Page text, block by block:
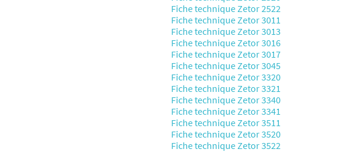
Fiche technique Zetor 2522
Fiche technique Zetor 3011
Fiche technique Zetor 3013
Fiche technique Zetor 3016
Fiche technique Zetor 3017
Fiche technique Zetor 3045
Fiche technique Zetor 3320
Fiche technique Zetor 3321
Fiche technique Zetor 3340
Fiche technique Zetor 3341
Fiche technique Zetor 3511
Fiche technique Zetor 3520
Fiche technique Zetor 3522